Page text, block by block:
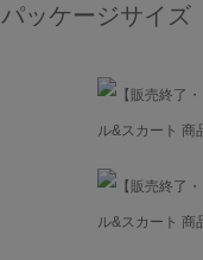
パッケージサイズ